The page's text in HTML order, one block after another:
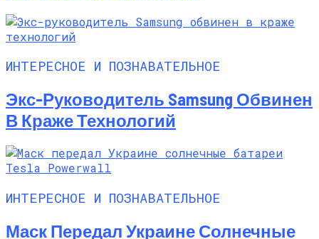
ИНТЕРЕСНОЕ И ПОЗНАВАТЕЛЬНОЕ
Экс-Руководитель Samsung Обвинен
В Краже Технологий
ИНТЕРЕСНОЕ И ПОЗНАВАТЕЛЬНОЕ
Маск Передал Украине Солнечные